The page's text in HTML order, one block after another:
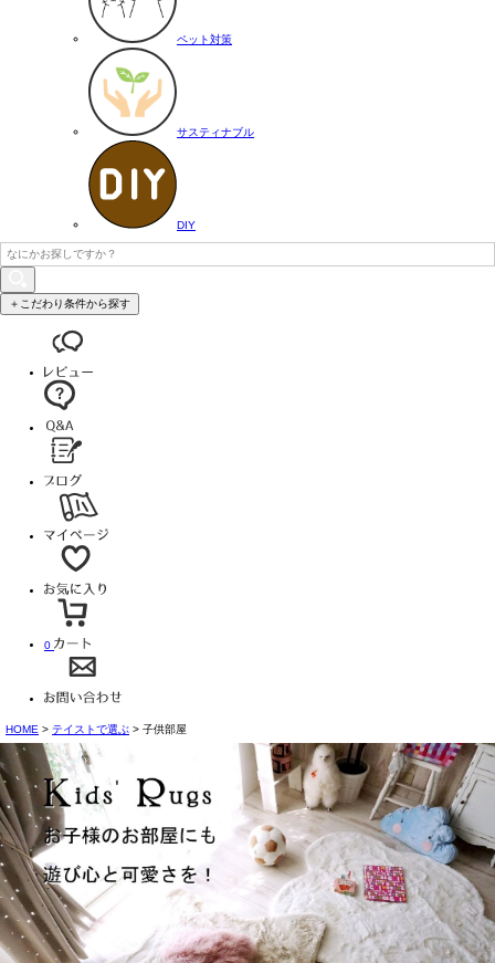
ペット対策
サスティナブル
DIY
＋こだわり条件から探す
0
HOME テイストで選ぶ 子供部屋